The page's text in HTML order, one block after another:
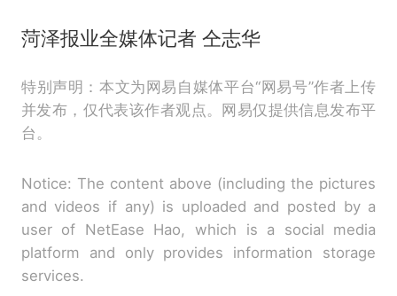
菏泽报业全媒体记者 仝志华
特别声明：本文为网易自媒体平台“网易号”作者上传
并发布，仅代表该作者观点。网易仅提供信息发布平
台。
Notice: The content above (including the pictures
and videos if any) is uploaded and posted by a
user of NetEase Hao, which is a social media
platform and only provides information storage
services.